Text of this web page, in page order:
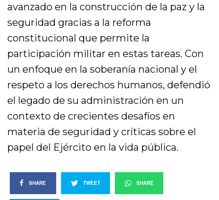
avanzado en la construcción de la paz y la
seguridad gracias a la reforma
constitucional que permite la
participación militar en estas tareas. Con
un enfoque en la soberanía nacional y el
respeto a los derechos humanos, defendió
el legado de su administración en un
contexto de crecientes desafíos en
materia de seguridad y críticas sobre el
papel del Ejército en la vida pública.
SHARE TWEET SHARE